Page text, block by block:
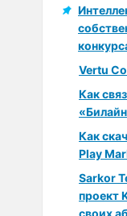
"IOTA.UZ"
Vertu
Как
Как
Play
Sarkor
проект
своих